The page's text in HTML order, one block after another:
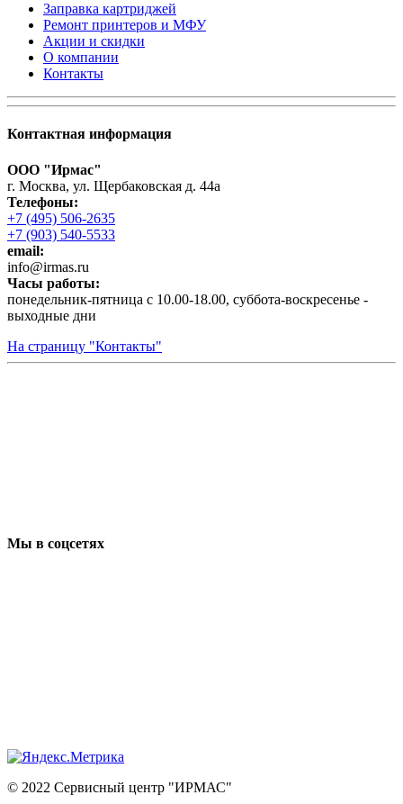
Заправка картриджей
Ремонт принтеров и МФУ
Акции и скидки
О компании
Контакты
Контактная информация
ООО "Ирмас"
г. Москва, ул. Щербаковская д. 44а
Телефоны:
+7 (495) 506-2635
+7 (903) 540-5533
email:
infо@irmas.ru
Часы работы:
понедельник-пятница с 10.00-18.00, суббота-воскресенье -
выходные дни
На страницу "Контакты"
Мы в соцсетях
© 2022 Сервисный центр "ИРМАС"